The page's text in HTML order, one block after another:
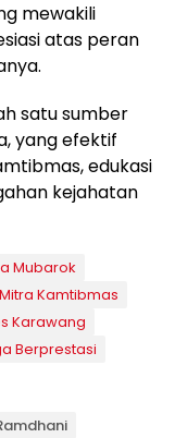
mewakili
atas peran
satu sumber
yang efektif
edukasi
kejahatan
Mubarok
Mitra Kamtibmas
Karawang
Berprestasi